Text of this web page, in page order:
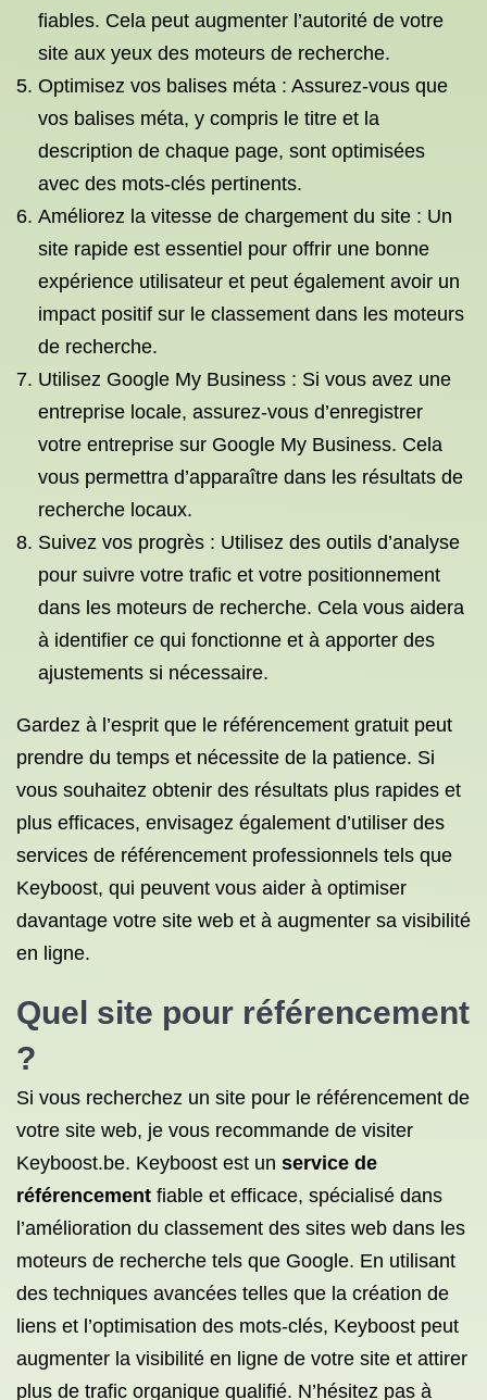
fiables. Cela peut augmenter l’autorité de votre
site aux yeux des moteurs de recherche.
Optimisez vos balises méta : Assurez-vous que
vos balises méta, y compris le titre et la
description de chaque page, sont optimisées
avec des mots-clés pertinents.
Améliorez la vitesse de chargement du site : Un
site rapide est essentiel pour offrir une bonne
expérience utilisateur et peut également avoir un
impact positif sur le classement dans les moteurs
de recherche.
Utilisez Google My Business : Si vous avez une
entreprise locale, assurez-vous d’enregistrer
votre entreprise sur Google My Business. Cela
vous permettra d’apparaître dans les résultats de
recherche locaux.
Suivez vos progrès : Utilisez des outils d’analyse
pour suivre votre trafic et votre positionnement
dans les moteurs de recherche. Cela vous aidera
à identifier ce qui fonctionne et à apporter des
ajustements si nécessaire.
Gardez à l’esprit que le référencement gratuit peut
prendre du temps et nécessite de la patience. Si
vous souhaitez obtenir des résultats plus rapides et
plus efficaces, envisagez également d’utiliser des
services de référencement professionnels tels que
Keyboost, qui peuvent vous aider à optimiser
davantage votre site web et à augmenter sa visibilité
en ligne.
Quel site pour référencement
?
Si vous recherchez un site pour le référencement de
votre site web, je vous recommande de visiter
Keyboost.be. Keyboost est un service de
référencement fiable et efficace, spécialisé dans
l’amélioration du classement des sites web dans les
moteurs de recherche tels que Google. En utilisant
des techniques avancées telles que la création de
liens et l’optimisation des mots-clés, Keyboost peut
augmenter la visibilité en ligne de votre site et attirer
plus de trafic organique qualifié. N’hésitez pas à